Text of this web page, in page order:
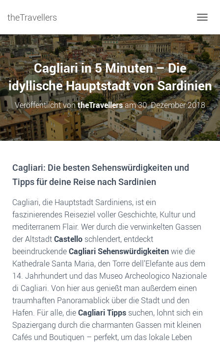
theTravellers
Cagliari in 5 Minuten – Die
idyllische Hauptstadt von Sardinien
Veröffentlicht vontheTravellersam30. Dezember 2018
Cagliari: Die besten Sehenswürdigkeiten und
Tipps für deine Reise nach Sardinien
Cagliari, die Hauptstadt Sardiniens, ist ein
faszinierendes Reiseziel voller Geschichte, Kultur und
mediterranem Flair. Wer durch die verwinkelten Gassen
der AltstadtCastello schlendert, entdeckt
beeindruckendeCagliari Sehenswürdigkeitenwie die
Kathedrale Santa Maria, den Torre dell’Elefante aus dem
14. Jahrhundert und das Museo Archeologico Nazionale
di Cagliari. Von hier aus genießt man außerdem einen
traumhaften Panoramablick über die Stadt und den
Hafen. Für alle, dieCagliari Tipps suchen, lohnt sich ein
Spaziergang durch die charmanten Gassen mit kleinen
Cafés und Boutiquen – perfekt, um das lokale Leben